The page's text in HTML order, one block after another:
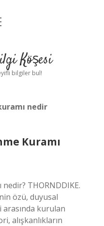
Köşesi
bilgiler bul!
nedir
Kuramı
THORNDDIKE.
özü, duyusal
kurulan
alışkanlıkların